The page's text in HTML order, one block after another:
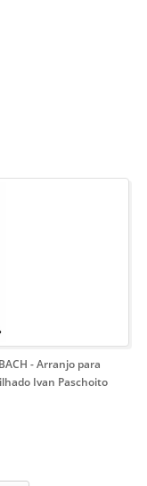
- Arranjo para
Ivan Paschoito